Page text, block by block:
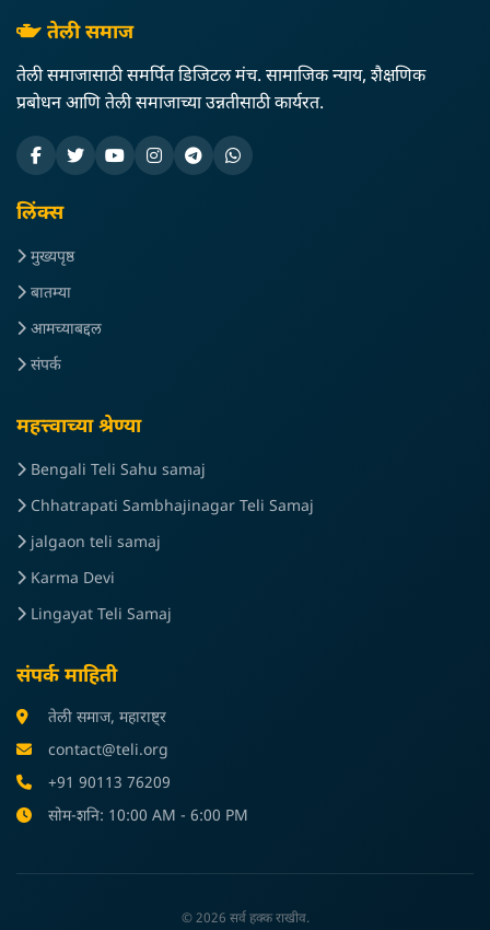
तेली समाज
तेली समाजासाठी समर्पित डिजिटल मंच. सामाजिक न्याय, शैक्षणिक
प्रबोधन आणि तेली समाजाच्या उन्नतीसाठी कार्यरत.
लिंक्स
मुख्यपृष्ठ
बातम्या
आमच्याबद्दल
संपर्क
महत्त्वाच्या श्रेण्या
Bengali Teli Sahu samaj
Chhatrapati Sambhajinagar Teli Samaj
jalgaon teli samaj
Karma Devi
Lingayat Teli Samaj
संपर्क माहिती
तेली समाज, महाराष्ट्र
contact@teli.org
+91 90113 76209
सोम-शनि: 10:00 AM - 6:00 PM
© 2026 सर्व हक्क राखीव.